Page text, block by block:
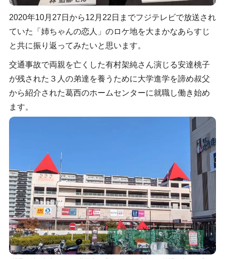
2020年10月27日から12月22日までフジテレビで放送され
ていた「姉ちゃんの恋人」のロケ地を大まかなあらすじ
と共に振り返ってみたいと思います。
交通事故で両親を亡くした有村架純さん演じる安達桃子
が残された３人の弟達を養うために大学進学を諦め叔父
から紹介された葛西のホームセンターに就職し働き始め
ます。